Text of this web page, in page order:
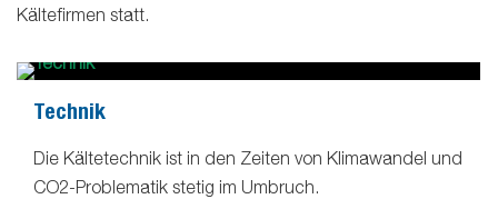
Kältefirmen statt.
Technik
Die Kältetechnik ist in den Zeiten von Klimawandel und
CO2-Problematik stetig im Umbruch.